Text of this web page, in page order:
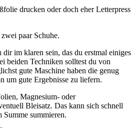
drucken oder doch eher Letterpress
paar Schuhe.
dir im klaren sein, das du erstmal einiges
beiden Techniken solltest du von
gute Maschine haben die genug
um gute Ergebnisse zu liefern.
Magnesium- oder
Bleisatz. Das kann sich schnell
Summe summieren.